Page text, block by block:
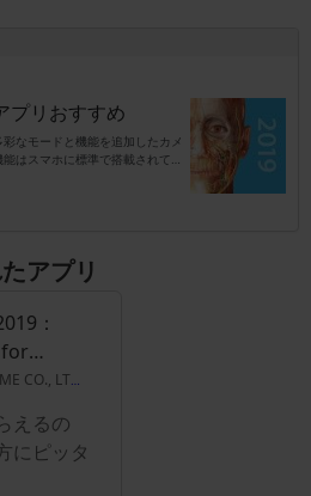
プリおすすめ
なモードと機能を追加したカメ
はスマホに標準で搭載されてい
らのタイプがセットになってい
ったりも可能で、SNSを利用し
利です。本来の画素数をアップ
アプリ
：
CO., LTD.
えるの
にピッタ